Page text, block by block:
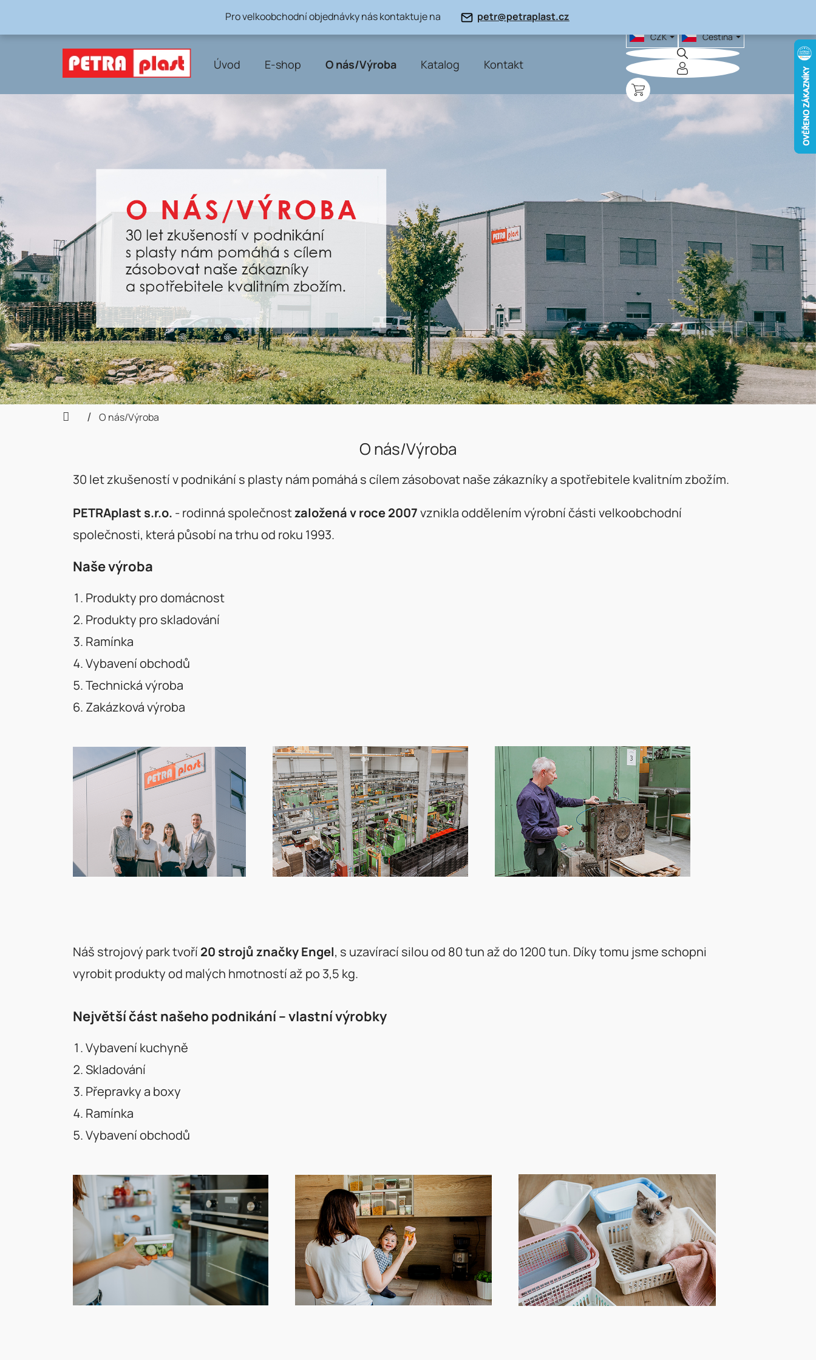
obsah
Pro velkoobchodní objednávky nás kontaktuje na petr@petraplast.cz
Úvod E-shop O nás/Výroba Katalog Kontakt
CZK Čeština
NÁKUPNÍ
KOŠÍK
DomůO nás/Výroba
O nás/Výroba
30 let zkušeností v podnikání s plasty nám pomáhá s cílem zásobovat naše zákazníky a spotřebitele kvalitním zbožím.
PETRAplast s.r.o. - rodinná společnostzaložená v roce 2007vznikla oddělením výrobní části velkoobchodní
společnosti, která působí na trhu od roku 1993.
Naše výroba
Produkty pro domácnost
Produkty pro skladování
Ramínka
Vybavení obchodů
Technická výroba
Zakázková výroba
Náš strojový park tvoří 20 strojů značky Engel, s uzavírací silou od 80 tun až do 1200 tun. Díky tomu jsme schopni
vyrobit produkty od malých hmotností až po 3,5 kg.
Největší část našeho podnikání – vlastní výrobky
Vybavení kuchyně
Skladování
Přepravky a boxy
Ramínka
Vybavení obchodů